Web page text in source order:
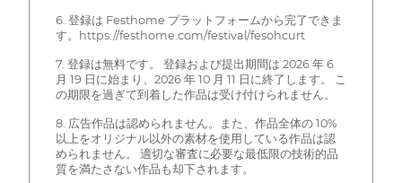
6. 登録は Festhome プラットフォームから完了できま
す。https://festhome.com/festival/fesohcurt
7. 登録は無料です。 登録および提出期間は 2026 年 6
月 19 日に始まり、2026 年 10 月 11 日に終了します。 こ
の期限を過ぎて到着した作品は受け付けられません。
8. 広告作品は認められません。また、作品全体の 10%
以上をオリジナル以外の素材を使用している作品は認
められません。 適切な審査に必要な最低限の技術的品
質を満たさない作品も却下されます。